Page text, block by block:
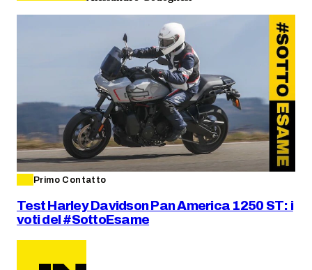
Primo Contatto
Test Harley Davidson Pan America 1250 ST: i
voti del #SottoEsame